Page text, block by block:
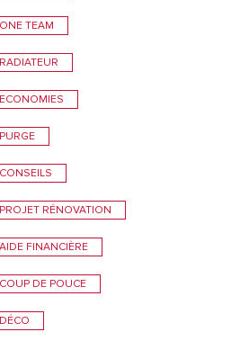
TEAM
RÉNOVATION
FINANCIÈRE
DE POUCE